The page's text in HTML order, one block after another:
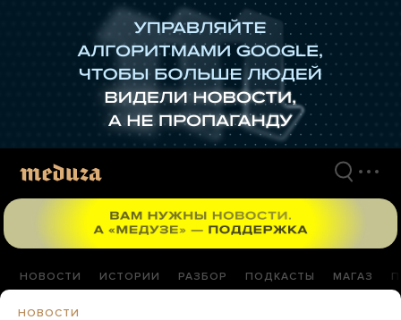
НОВОСТИ ИСТОРИИ РАЗБОР ПОДКАСТЫ МАГАЗ
НОВОСТИ